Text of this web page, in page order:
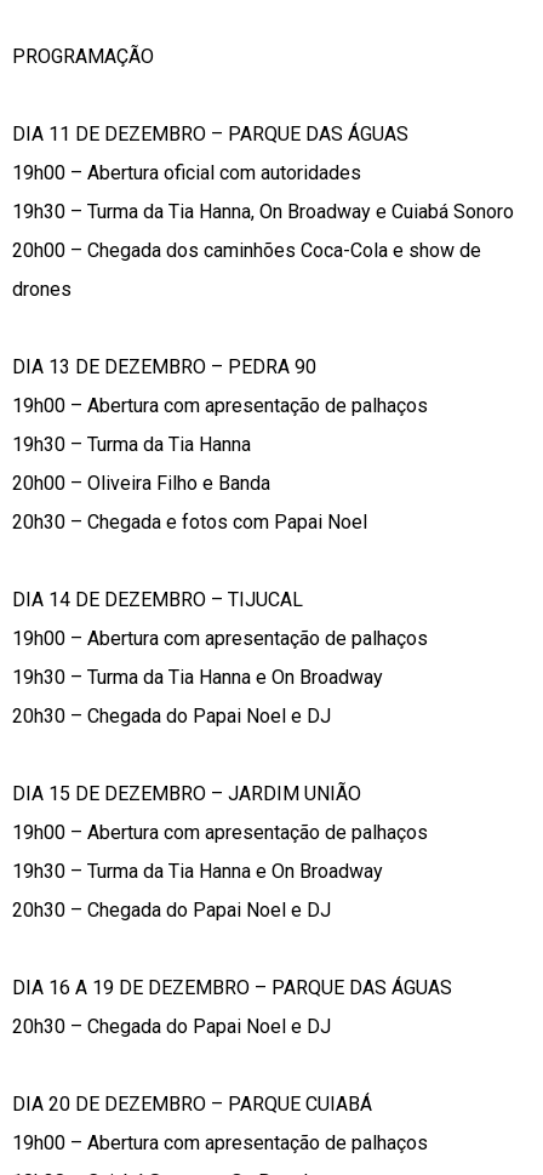
PROGRAMAÇÃO
DIA 11 DE DEZEMBRO – PARQUE DAS ÁGUAS
19h00 – Abertura oficial com autoridades
19h30 – Turma da Tia Hanna, On Broadway e Cuiabá Sonoro
20h00 – Chegada dos caminhões Coca-Cola e show de
drones
DIA 13 DE DEZEMBRO – PEDRA 90
19h00 – Abertura com apresentação de palhaços
19h30 – Turma da Tia Hanna
20h00 – Oliveira Filho e Banda
20h30 – Chegada e fotos com Papai Noel
DIA 14 DE DEZEMBRO – TIJUCAL
19h00 – Abertura com apresentação de palhaços
19h30 – Turma da Tia Hanna e On Broadway
20h30 – Chegada do Papai Noel e DJ
DIA 15 DE DEZEMBRO – JARDIM UNIÃO
19h00 – Abertura com apresentação de palhaços
19h30 – Turma da Tia Hanna e On Broadway
20h30 – Chegada do Papai Noel e DJ
DIA 16 A 19 DE DEZEMBRO – PARQUE DAS ÁGUAS
20h30 – Chegada do Papai Noel e DJ
DIA 20 DE DEZEMBRO – PARQUE CUIABÁ
19h00 – Abertura com apresentação de palhaços